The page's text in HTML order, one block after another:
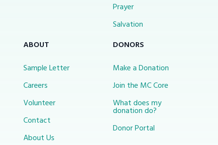
Prayer
Salvation
ABOUT
Sample Letter
Careers
Volunteer
Contact
About Us
DONORS
Make a Donation
Join the MC Core
What does my
donation do?
Donor Portal